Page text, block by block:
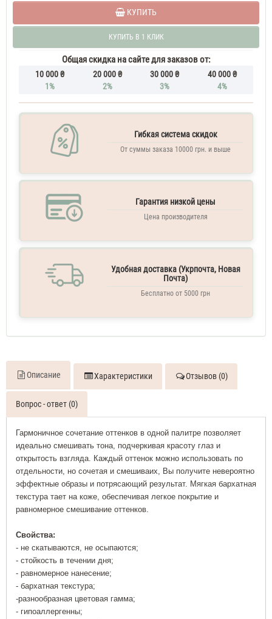
КУПИТЬ
КУПИТЬ В 1 КЛИК
Общая скидка на сайте для заказов от:
10 000 ₴
1%
20 000 ₴
2%
30 000 ₴
3%
40 000 ₴
4%
Гибкая система скидок
От суммы заказа 10000 грн. и выше
Гарантия низкой цены
Цена производителя
Удобная доставка (Укрпочта, Новая
Почта)
Бесплатно от 5000 грн
Описание Характеристики Отзывов (0)
Вопрос - ответ (0)
Гармоничное сочетание оттенков в одной палитре позволяет
идеально смешивать тона, подчеркивая красоту глаз и
открытость взгляда. Каждый оттенок можно использовать по
отдельности, но сочетая и смешиваих, Вы получите невероятно
эффектные образы и потрясающий результат. Мягкая бархатная
текстура тает на коже, обеспечивая легкое покрытие и
равномерное смешивание оттенков.
Свойства:
- не скатываются, не осыпаются;
- стойкость в течении дня;
- равномерное нанесение;
- бархатная текстура;
-разнообразная цветовая гамма;
- гипоаллергенны;